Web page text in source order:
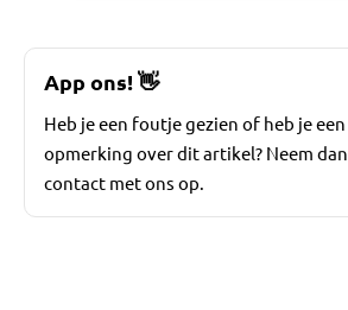
App ons!👋
Heb je een foutje gezien of heb je een
opmerking over dit artikel? Neem dan
contact met ons op.